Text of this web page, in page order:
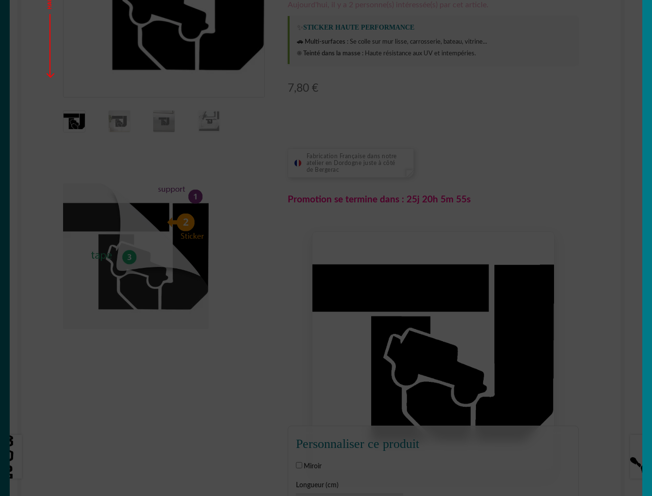
Aujourd'hui, il y a 2 personne(s) intéressée(s) par cet article.
STICKER HAUTE PERFORMANCE
🚗 Multi-surfaces : Se colle sur mur lisse, carrosserie, bateau, vitrine...
☀️ Teinté dans la masse : Haute résistance aux UV et intempéries.
7,80 €
Fabrication Française dans notre
atelier en Dordogne juste à côté
de Bergerac
Promotion se termine dans : 25j 20h 5m 54s
Personnaliser ce produit
Miroir
Longueur (cm)